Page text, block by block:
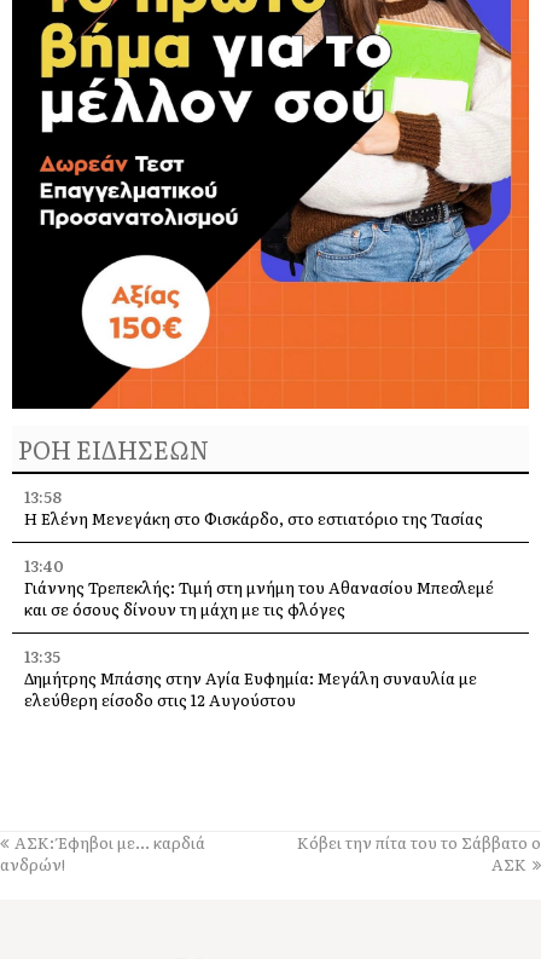
ΡΟΗ ΕΙΔΗΣΕΩΝ
13:58
Η Ελένη Μενεγάκη στο Φισκάρδο, στο εστιατόριο της Τασίας
13:40
Γιάννης Τρεπεκλής: Τιμή στη μνήμη του Αθανασίου Μπεσλεμέ
και σε όσους δίνουν τη μάχη με τις φλόγες
13:35
Δημήτρης Μπάσης στην Αγία Ευφημία: Μεγάλη συναυλία με
ελεύθερη είσοδο στις 12 Αυγούστου
13:28
Ένα μεγάλο «ευχαριστώ» στα Νοσοκομεία Κεφαλονιάς –
«Στάθηκαν δίπλα μας σε μια πολύ δύσκολη στιγμή»
ΑΣΚ: Έφηβοι με… καρδιά
ανδρών!
Κόβει την πίτα του το Σάββατο ο
ΑΣΚ